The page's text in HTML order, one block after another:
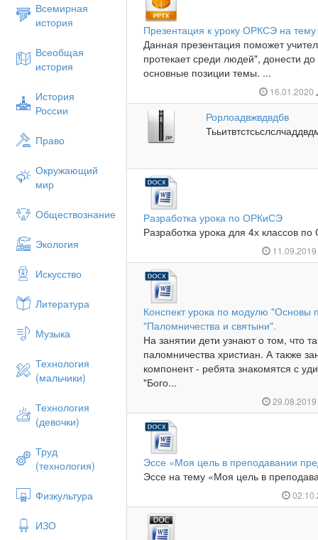
Всемирная
история
Всеобщая
история
История
России
Право
Окружающий
мир
Обществознание
Экология
Искусство
Литература
Музыка
Технология
(мальчики)
Технология
(девочки)
Труд
(технология)
Физкультура
ИЗО
Презентация к уроку ОРКСЭ на
Данная презентация поможет
протекает среди людей", донести
основные позиции темы. ...
16.01.2020
Рорлоадвжвдвдбв
Разработка урока по ОРКиСЭ
Разработка урока для 4х классов
Конспект урока по модулю "Основы
"Паломничества и святыни".
На занятии дети узнают о том, что
паломничества христиан. А также
компонент - ребята знакомятся с
"Бого...
Эссе «Моя цель в преподавании
Эссе на тему «Моя цель в